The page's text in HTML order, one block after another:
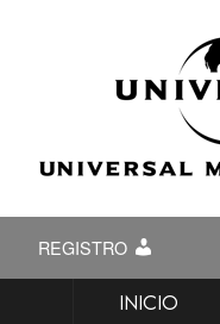
REGISTRO
INICIO